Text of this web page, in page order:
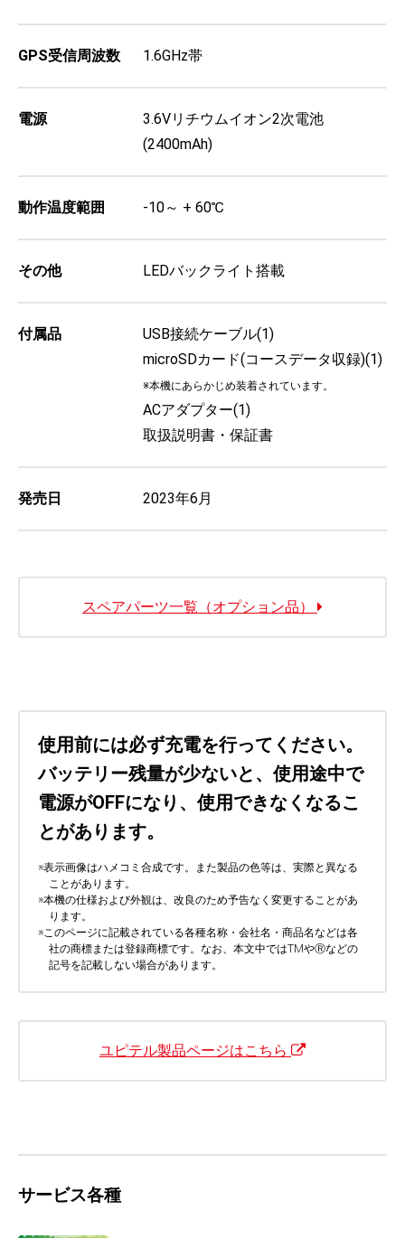
GPS受信周波数 1.6GHz帯
電源
3.6Vリチウムイオン2次電池
(2400mAh)
動作温度範囲 -10～ + 60℃
その他 LEDバックライト搭載
付属品
USB接続ケーブル(1)
microSDカード(コースデータ収録)(1)
※本機にあらかじめ装着されています。
ACアダプター(1)
取扱説明書・保証書
発売日 2023年6月
スペアパーツ一覧（オプション品）
使用前には必ず充電を行ってください。
バッテリー残量が少ないと、使用途中で
電源がOFFになり、使用できなくなるこ
とがあります。
※表示画像はハメコミ合成です。また製品の色等は、実際と異なる
ことがあります。
※本機の仕様および外観は、改良のため予告なく変更することがあ
ります。
※このページに記載されている各種名称・会社名・商品名などは各
社の商標または登録商標です。なお、本文中ではTMやⓇなどの
記号を記載しない場合があります。
ユピテル製品ページはこちら
サービス各種